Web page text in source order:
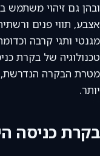
ובהן גם זיהוי משתמש
אצבע, תווי פנים
מגנטי ותגי קרבה
טכנולוגיה של בקרת
מטרת הבקרה
יותר.
בקרת כניסה